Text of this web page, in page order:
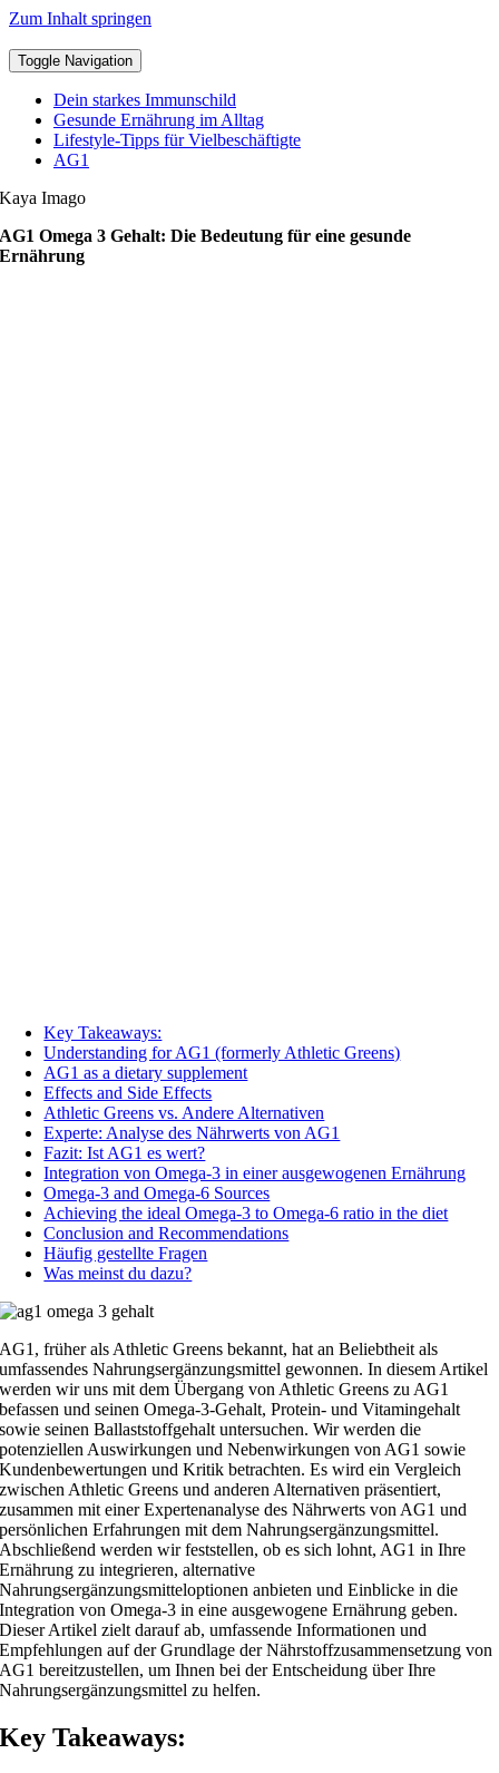
Zum Inhalt springen
Toggle Navigation
Dein starkes Immunschild
Gesunde Ernährung im Alltag
Lifestyle-Tipps für Vielbeschäftigte
AG1
Kaya Imago
AG1 Omega 3 Gehalt: Die Bedeutung für eine gesunde
Ernährung
Key Takeaways:
Understanding for AG1 (formerly Athletic Greens)
AG1 as a dietary supplement
Effects and Side Effects
Athletic Greens vs. Andere Alternativen
Experte: Analyse des Nährwerts von AG1
Fazit: Ist AG1 es wert?
Integration von Omega-3 in einer ausgewogenen Ernährung
Omega-3 and Omega-6 Sources
Achieving the ideal Omega-3 to Omega-6 ratio in the diet
Conclusion and Recommendations
Häufig gestellte Fragen
Was meinst du dazu?
AG1, früher als Athletic Greens bekannt, hat an Beliebtheit als
umfassendes Nahrungsergänzungsmittel gewonnen. In diesem Artikel
werden wir uns mit dem Übergang von Athletic Greens zu AG1
befassen und seinen Omega-3-Gehalt, Protein- und Vitamingehalt
sowie seinen Ballaststoffgehalt untersuchen. Wir werden die
potenziellen Auswirkungen und Nebenwirkungen von AG1 sowie
Kundenbewertungen und Kritik betrachten. Es wird ein Vergleich
zwischen Athletic Greens und anderen Alternativen präsentiert,
zusammen mit einer Expertenanalyse des Nährwerts von AG1 und
persönlichen Erfahrungen mit dem Nahrungsergänzungsmittel.
Abschließend werden wir feststellen, ob es sich lohnt, AG1 in Ihre
Ernährung zu integrieren, alternative
Nahrungsergänzungsmitteloptionen anbieten und Einblicke in die
Integration von Omega-3 in eine ausgewogene Ernährung geben.
Dieser Artikel zielt darauf ab, umfassende Informationen und
Empfehlungen auf der Grundlage der Nährstoffzusammensetzung von
AG1 bereitzustellen, um Ihnen bei der Entscheidung über Ihre
Nahrungsergänzungsmittel zu helfen.
Key Takeaways: